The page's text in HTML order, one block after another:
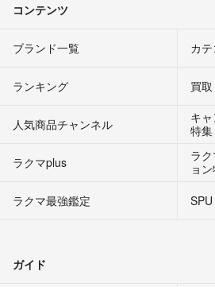
コンテンツ
ブランド一覧 カ
ランキング 買
人気商品チャンネル
キ
特集
ラクマplus
ラ
ョ
ラクマ最強鑑定
SPU
ガイド